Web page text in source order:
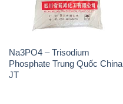
Na3PO4 – Trisodium
Phosphate Trung Quốc China
JT